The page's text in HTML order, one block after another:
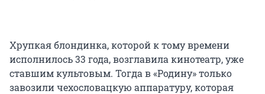
Хрупкая блондинка, которой к тому времени
исполнилось 33 года, возглавила кинотеатр, уже
ставшим культовым. Тогда в «Родину» только
завозили чехословацкую аппаратуру, которая